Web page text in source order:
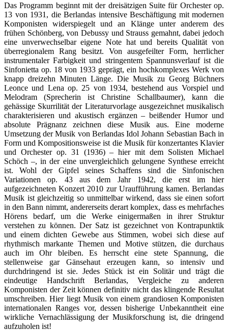
Das Programm beginnt mit der dreisätzigen Suite für Orchester op.
13 von 1931, die Berlandas intensive Beschäftigung mit modernen
Komponisten widerspiegelt und an Klänge unter anderem des
frühen Schönberg, von Debussy und Strauss gemahnt, dabei jedoch
eine unverwechselbar eigene Note hat und bereits Qualität von
überregionalem Rang besitzt. Von ausgefeilter Form, herrlicher
instrumentaler Farbigkeit und stringentem Spannunsverlauf ist die
Sinfonietta op. 18 von 1933 geprägt, ein hochkomplexes Werk von
knapp dreizehn Minuten Länge. Die Musik zu Georg Büchners
Leonce und Lena op. 25 von 1934, bestehend aus Vorspiel und
Melodram (Sprecherin ist Christine Schallbaumer), kann die
gehässige Skurrilität der Literaturvorlage ausgezeichnet musikalisch
charakterisieren und akustisch ergänzen – beißender Humor und
absolute Prägnanz zeichnen diese Musik aus. Eine moderne
Umsetzung der Musik von Berlandas Idol Johann Sebastian Bach in
Form und Kompositionsweise ist die Musik für konzertantes Klavier
und Orchester op. 31 (1936) – hier mit dem Solisten Michael
Schöch –, in der eine unvergleichlich gelungene Synthese erreicht
ist. Wohl der Gipfel seines Schaffens sind die Sinfonischen
Variationen op. 43 aus dem Jahr 1942, die erst im hier
aufgezeichneten Konzert 2010 zur Uraufführung kamen. Berlandas
Musik ist gleichzeitig so unmittelbar wirkend, dass sie einen sofort
in den Bann nimmt, andererseits derart komplex, dass es mehrfaches
Hörens bedarf, um die Werke einigermaßen in ihrer Struktur
verstehen zu können. Der Satz ist gezeichnet von Kontrapunktik
und einem dichten Gewebe aus Stimmen, wobei sich diese auf
rhythmisch markante Themen und Motive stützen, die durchaus
auch im Ohr bleiben. Es herrscht eine stete Spannung, die
stellenweise gar Gänsehaut erzeugen kann, so intensiv und
durchdringend ist sie. Jedes Stück ist ein Solitär und trägt die
eindeutige Handschrift Berlandas, Vergleiche zu anderen
Komponisten der Zeit können definitiv nicht das klingende Resultat
umschreiben. Hier liegt Musik von einem grandiosen Komponisten
internationalen Ranges vor, dessen bisherige Unbekanntheit eine
wirkliche Vernachlässigung der Musikforschung ist, die dringend
aufzuholen ist!